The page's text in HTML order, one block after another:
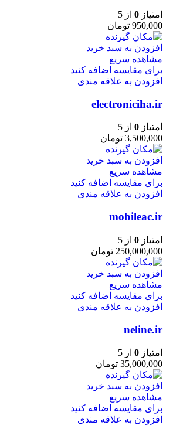
امتیاز 0 از 5
950,000 تومان
افزودن به سبد خرید
مشاهده سریع
برای مقایسه اضافه کنید
افزودن به علاقه مندی
electroniciha.ir
امتیاز 0 از 5
3,500,000 تومان
افزودن به سبد خرید
مشاهده سریع
برای مقایسه اضافه کنید
افزودن به علاقه مندی
mobileac.ir
امتیاز 0 از 5
250,000,000 تومان
افزودن به سبد خرید
مشاهده سریع
برای مقایسه اضافه کنید
افزودن به علاقه مندی
neline.ir
امتیاز 0 از 5
35,000,000 تومان
افزودن به سبد خرید
مشاهده سریع
برای مقایسه اضافه کنید
افزودن به علاقه مندی